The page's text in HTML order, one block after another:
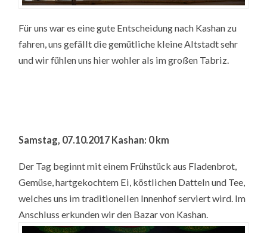
Für uns war es eine gute Entscheidung nach Kashan zu
fahren, uns gefällt die gemütliche kleine Altstadt sehr
und wir fühlen uns hier wohler als im großen Tabriz.
Samstag, 07.10.2017 Kashan: 0 km
Der Tag beginnt mit einem Frühstück aus Fladenbrot,
Gemüse, hartgekochtem Ei, köstlichen Datteln und Tee,
welches uns im traditionellen Innenhof serviert wird. Im
Anschluss erkunden wir den Bazar von Kashan.